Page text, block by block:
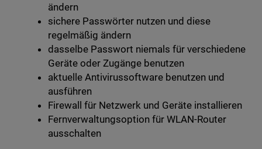
ändern
sichere Passwörter nutzen und diese
regelmäßig ändern
dasselbe Passwort niemals für verschiedene
Geräte oder Zugänge benutzen
aktuelle Antivirussoftware benutzen und
ausführen
Firewall für Netzwerk und Geräte installieren
Fernverwaltungsoption für WLAN-Router
ausschalten